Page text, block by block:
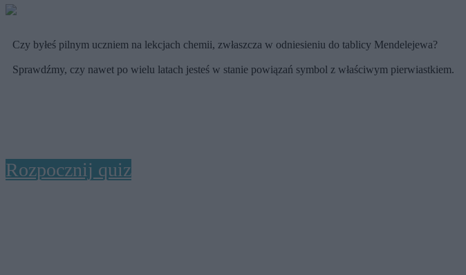
Czy byłeś pilnym uczniem na lekcjach chemii, zwłaszcza w odniesieniu do tablicy Mendelejewa?
Sprawdźmy, czy nawet po wielu latach jesteś w stanie powiązań symbol z właściwym pierwiastkiem.
Rozpocznij quiz